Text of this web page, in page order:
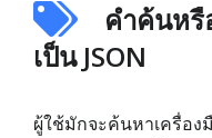
คำค้นหรื
เป็น JSON
ผู้ใช้มักจะค้นหาเครื่อง